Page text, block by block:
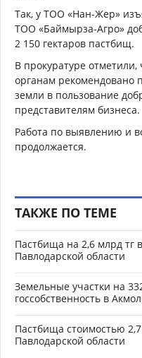
Так, у ТОО «Нан-Жер»
ТОО «Баймырза-Агро»
2 150 гектаров пастбищ.
В прокуратуре
органам рекомендовано
земли в пользование
представителям бизнеса.
Работа по выявлению и
продолжается.
ТАКЖЕ ПО ТЕМЕ
Пастбища на 2,6 млрд тг
Павлодарской области
Земельные участки на
госсобственность в
Пастбища стоимостью
Павлодарской области